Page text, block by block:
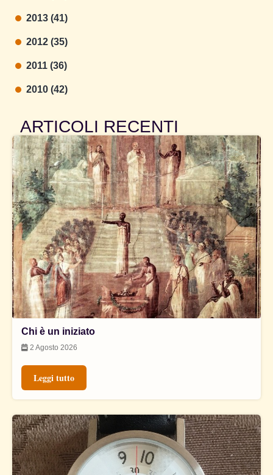
2013 (41)
2012 (35)
2011 (36)
2010 (42)
ARTICOLI RECENTI
Chi è un iniziato
2 Agosto 2026
Leggi tutto